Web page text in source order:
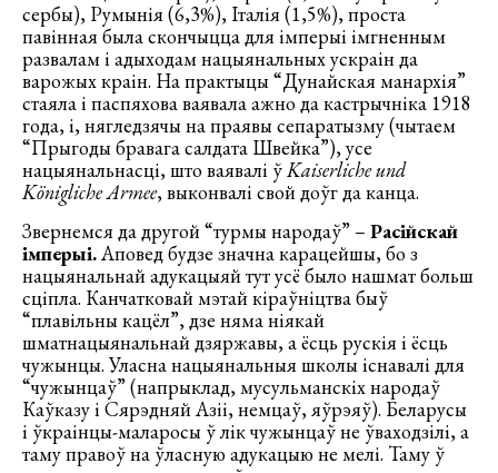
сербы), Румынія (6,3%), Італія (1,5%), проста
павінная была скончыцца для імперыі імгненным
развалам і адыходам нацыянальных ускраін да
варожых краін. На практыцы “Дунайская манархія”
стаяла і паспяхова ваявала ажно да кастрычніка 1918
года, і, нягледзячы на праявы сепаратызму (чытаем
“Прыгоды бравага салдата Швейка”), усе
нацыянальнасці, што ваявалі ўKaiserliche und
Königliche Armee, выконвалі свой доўг да канца.
Звернемся да другой “турмы народаў” – Расійскай
імперыі.Аповед будзе значна карацейшы, бо з
нацыянальнай адукацыяй тут усё было нашмат больш
сціпла. Канчатковай мэтай кіраўніцтва быў
“плавільны кацёл”, дзе няма ніякай
шматнацыянальнай дзяржавы, а ёсць рускія і ёсць
чужынцы. Уласна нацыянальныя школы існавалі для
“чужынцаў” (напрыклад, мусульманскіх народаў
Каўказу і Сярэдняй Азіі, немцаў, яўрэяў). Беларусы
і ўкраінцы-маларосы ў лік чужынцаў не ўваходзілі, а
таму правоў на ўласную адукацыю не мелі. Таму ў